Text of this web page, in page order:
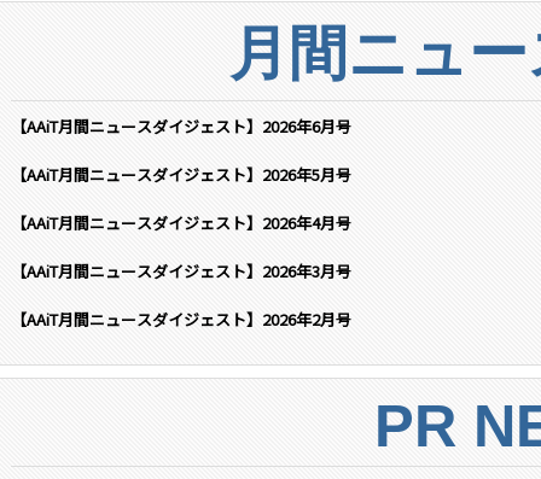
月間ニュ
【AAiT月間ニュースダイジェスト】2026年6月号
【AAiT月間ニュースダイジェスト】2026年5月号
【AAiT月間ニュースダイジェスト】2026年4月号
【AAiT月間ニュースダイジェスト】2026年3月号
【AAiT月間ニュースダイジェスト】2026年2月号
PR